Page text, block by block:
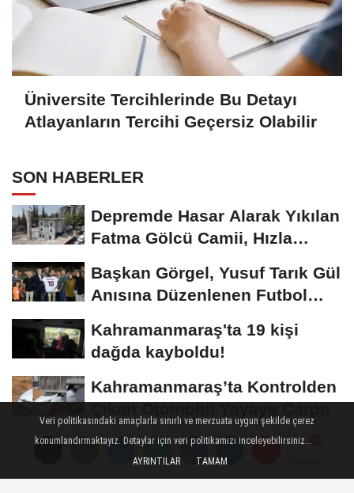
Üniversite Tercihlerinde Bu Detayı
Atlayanların Tercihi Geçersiz Olabilir
SON HABERLER
Depremde Hasar Alarak Yıkılan
Fatma Gölcü Camii, Hızla
Başkan Görgel, Yusuf Tarık Gül
Anısına Düzenlenen Futbol
Kahramanmaraş'ta 19 kişi
dağda kayboldu!
Kahramanmaraş’ta Kontrolden
Kahramanmaraş’ta Ulaşıma
225 Milyon TL’lik Dev Yatırım
Veri politikasındaki amaçlarla sınırlı ve mevzuata uygun şekilde çerez
konumlandırmaktayız. Detaylar için veri politikamızı inceleyebilirsiniz...
AYRINTILAR
TAMAM